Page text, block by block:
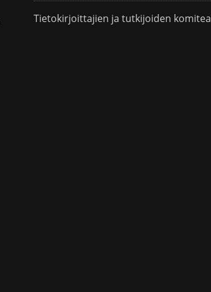
Tietokirjoittajien ja tutkijoiden komitea